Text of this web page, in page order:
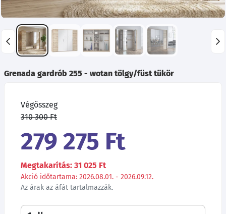
Grenada gardrób 255 - wotan tölgy/füst tükör
Végösszeg
310 300 Ft
279 275 Ft
Megtakarítás: 31 025 Ft
Akció időtartama: 2026.08.01. - 2026.09.12.
Az árak az áfát tartalmazzák.